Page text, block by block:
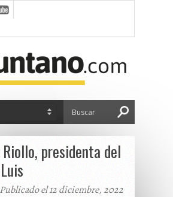
presidenta del
el 12 diciembre, 2022